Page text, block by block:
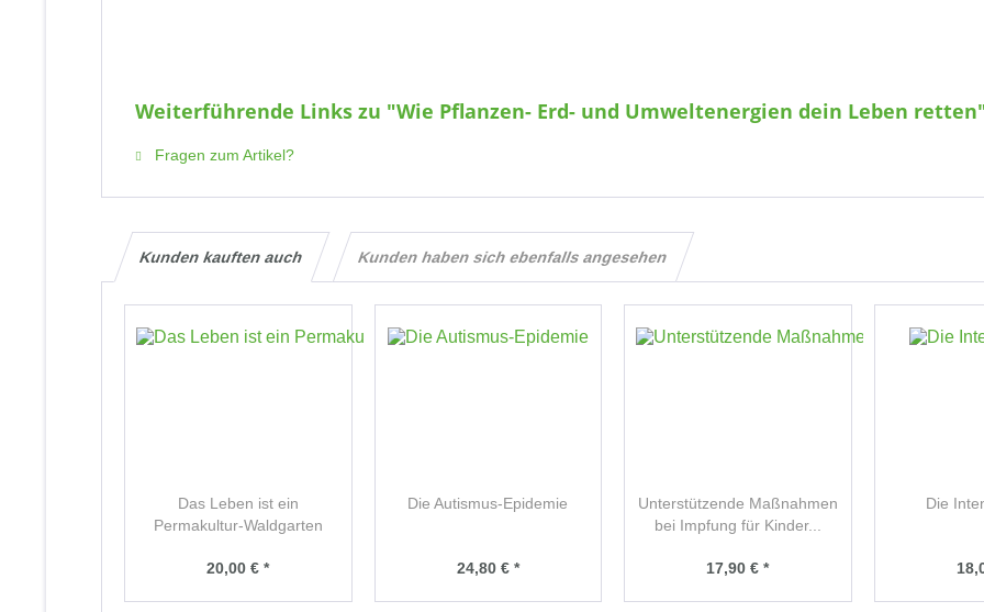
Weiterführende Links zu "Wie Pflanzen- Erd- und Umweltenergien dein Leben
Fragen zum Artikel?
Kunden kauften auch Kunden haben sich ebenfalls angesehen
Das Leben ist ein
Permakultur-Waldgarten
20,00 € *
Die Autismus-Epidemie
24,80 € *
Unterstützende Maßnahmen
bei Impfung für Kinder...
17,90 € *
Die